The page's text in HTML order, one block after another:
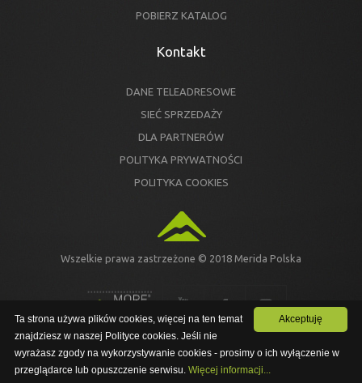
PRZEJDŹ NA NOWĄ STRONĘ
POBIERZ KATALOG
Kontakt
DANE TELEADRESOWE
SIEĆ SPRZEDAŻY
DLA PARTNERÓW
POLITYKA PRYWATNOŚCI
POLITYKA COOKIES
Wszelkie prawa zastrzeżone © 2018 Merida Polska
naszej Polityce cookies. Jeśli nie wyrażasz zgody na
wykorzystywanie cookies - prosimy o ich wyłączenie w przeglądarce
lub opuszczenie serwisu.
Akceptuję
Ta strona używa plików cookies, więcej na ten temat
znajdziesz w naszej Polityce cookies. Jeśli nie
wyrażasz zgody na wykorzystywanie cookies - prosimy o ich wyłączenie w
przeglądarce lub opuszczenie serwisu. Więcej informacji...